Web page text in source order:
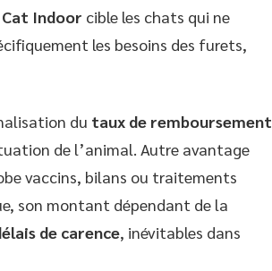
Indoor cible les chats qui ne
les besoins des furets,
du taux de remboursement
de l’animal. Autre avantage
vaccins, bilans ou traitements
son montant dépendant de la
de carence, inévitables dans